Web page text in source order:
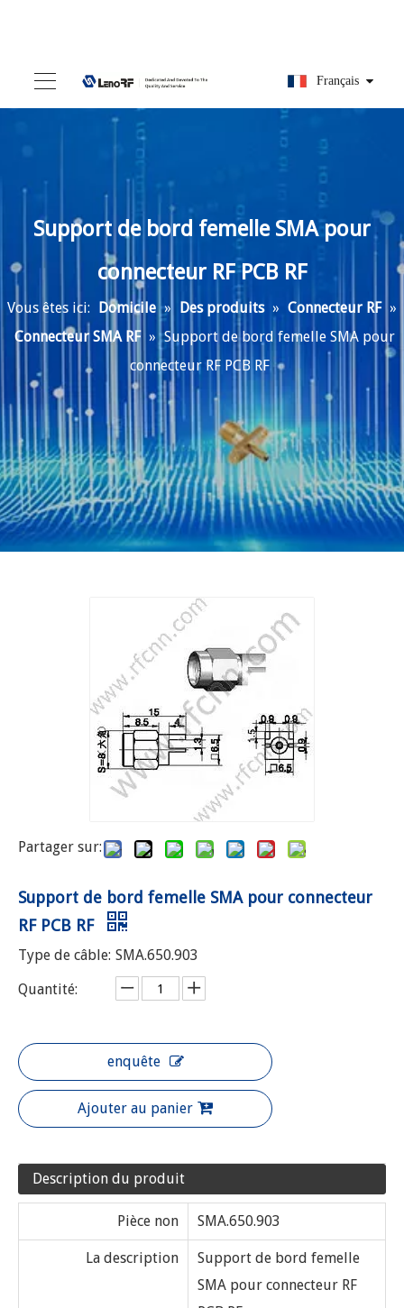
Support de bord femelle SMA pour
connecteur RF PCB RF
Vous êtes ici: Domicile Des produits Connecteur RF
Connecteur SMA RF » Support de bord femelle SMA pour
connecteur RF PCB RF
Partager sur:
Support de bord femelle SMA pour connecteur
SMA.650.903
Quantité:
enquête
Ajouter au panier
Description du produit
Pièce nonSMA.650.903
La descriptionSupport de bord femelle SMA
Série de connecteursSMA
Type de connecteurMasculin
Type de câble
Nous fabriquons également des connecteurs RF, des
assemblages de câbles, des connecteurs 7/16 DIN RF,